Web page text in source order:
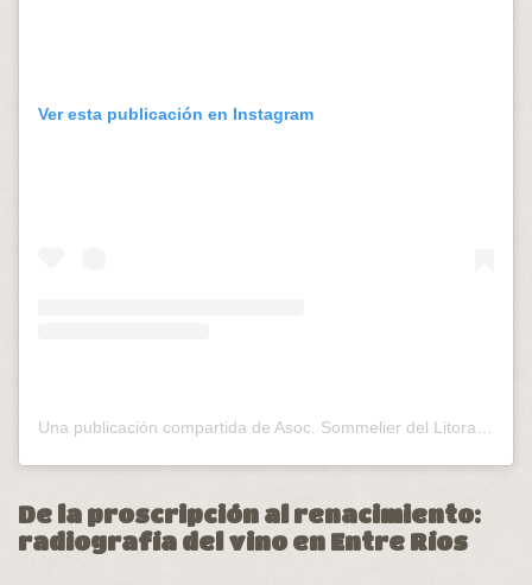
Ver esta publicación en Instagram
Una publicación compartida de Asoc. Sommelier del Litoral (@assommelitoral)
De la proscripción al renacimiento:
radiografía del vino en Entre Ríos